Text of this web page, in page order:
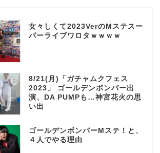
女々しくて2023VerのMステスー
パーライブワロタｗｗｗｗ
8/21(月)「ガチャムクフェス
2023」 ゴールデンボンバー出
演、DA PUMPも…神宮花火の思
い出
ゴールデンボンバーMステ！と、
４人でやる理由